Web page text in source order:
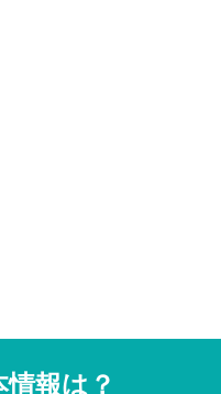
報は？